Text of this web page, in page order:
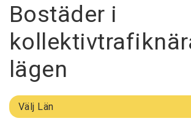
Bostäder i
lägen
Välj
län
Välj Län